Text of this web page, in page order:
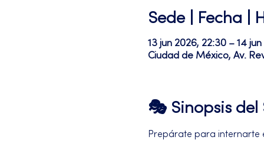
Sede | Fecha |
13 jun 2026, 22:30 – 14
Ciudad de México, Av.
🎭 Sinopsis del
Prepárate para internarte